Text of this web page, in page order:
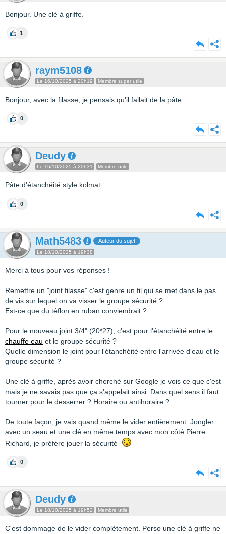
Bonjour. Une clé à griffe.
1
raym5108
Le 16/10/2025 à 20h19 Membre super utile
Bonjour, avec la filasse, je pensais qu'il fallait de la pâte.
0
Deudy
Le 16/10/2025 à 20h31 Membre utile
Pâte d'étanchéité style kolmat
0
Math5483 Auteur du sujet
Le 18/10/2025 à 19h38
Merci à tous pour vos réponses !
Remettre un "joint filasse" c'est genre un fil qui se met dans le pas
de vis sur lequel on va visser le groupe sécurité ?
Est-ce que du téflon en ruban conviendrait ?
Pour le nouveau joint 3/4" (20*27), c'est pour l'étanchéité entre le
chauffe eau et le groupe sécurité ?
Quelle dimension le joint pour l'étanchéité entre l'arrivée d'eau et le
groupe sécurité ?
Une clé à griffe, après avoir cherché sur Google je vois ce que c'est
mais je ne savais pas que ça s'appelait ainsi. Dans quel sens il faut
tourner pour le desserrer ? Horaire ou antihoraire ?
De toute façon, je vais quand même le vider entièrement. Jongler
avec un seau et une clé en même temps avec mon côté Pierre
Richard, je préfère jouer la sécurité
0
Deudy
Le 18/10/2025 à 19h52 Membre utile
C'est dommage de le vider complètement. Perso une clé à griffe ne